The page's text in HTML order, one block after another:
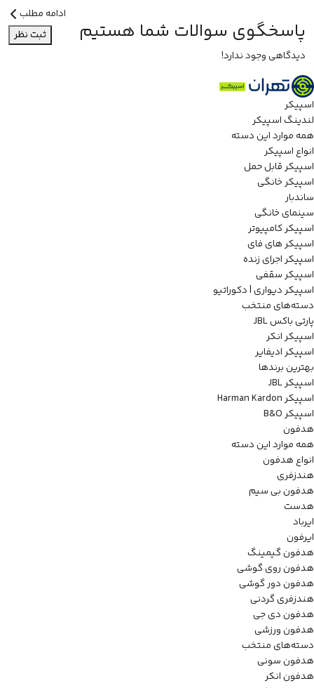
ادامه مطلب
پاسخگوی سوالات شما هستیم
ثبت نظر
دیدگاهی وجود ندارد!
اسپیکر
لندینگ اسپیکر
همه موارد این دسته
انواع اسپیکر
اسپیکر قابل حمل
اسپیکر خانگی
ساندبار
سینمای خانگی
اسپیکر کامپیوتر
اسپیکر های فای
اسپیکر اجرای زنده
اسپیکر سقفی
اسپیکر دیواری | دکوراتیو
دسته‌های منتخب
پارتی باکس JBL
اسپیکر انکر
اسپیکر ادیفایر
بهترین برندها
اسپیکر JBL
اسپیکر Harman Kardon
اسپیکر B&O
هدفون
همه موارد این دسته
انواع هدفون
هندزفری
هدفون بی سیم
هدست
ایرباد
ایرفون
هدفون گیمینگ
هدفون روی گوشی
هدفون دور گوشی
هندزفری گردنی
هدفون دی جی
هدفون ورزشی
دسته‌های منتخب
هدفون سونی
هدفون انکر